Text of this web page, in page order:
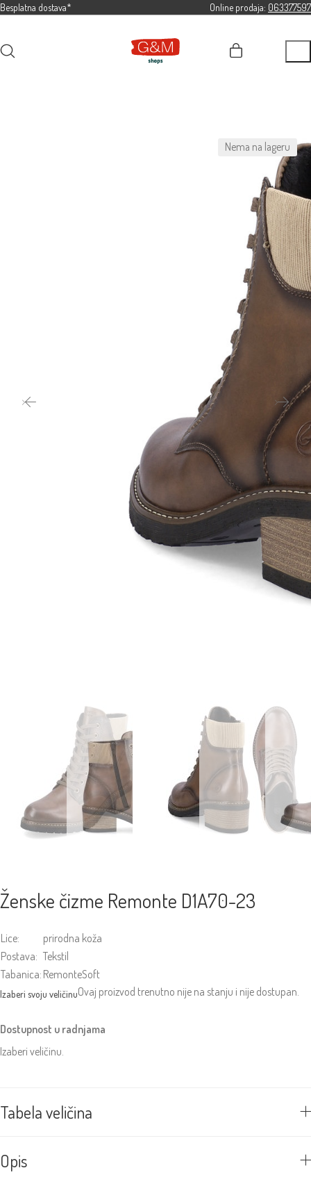
Besplatna dostava* Online prodaja: 063377597
Nema na lageru
Ženske čizme Remonte D1A70-23
Lice:
prirodna koža
Postava: Tekstil
Tabanica: RemonteSoft
Ovaj proizvod trenutno nije na stanju i nije dostupan.
Dostupnost u radnjama
Izaberi veličinu.
Tabela veličina
Opis